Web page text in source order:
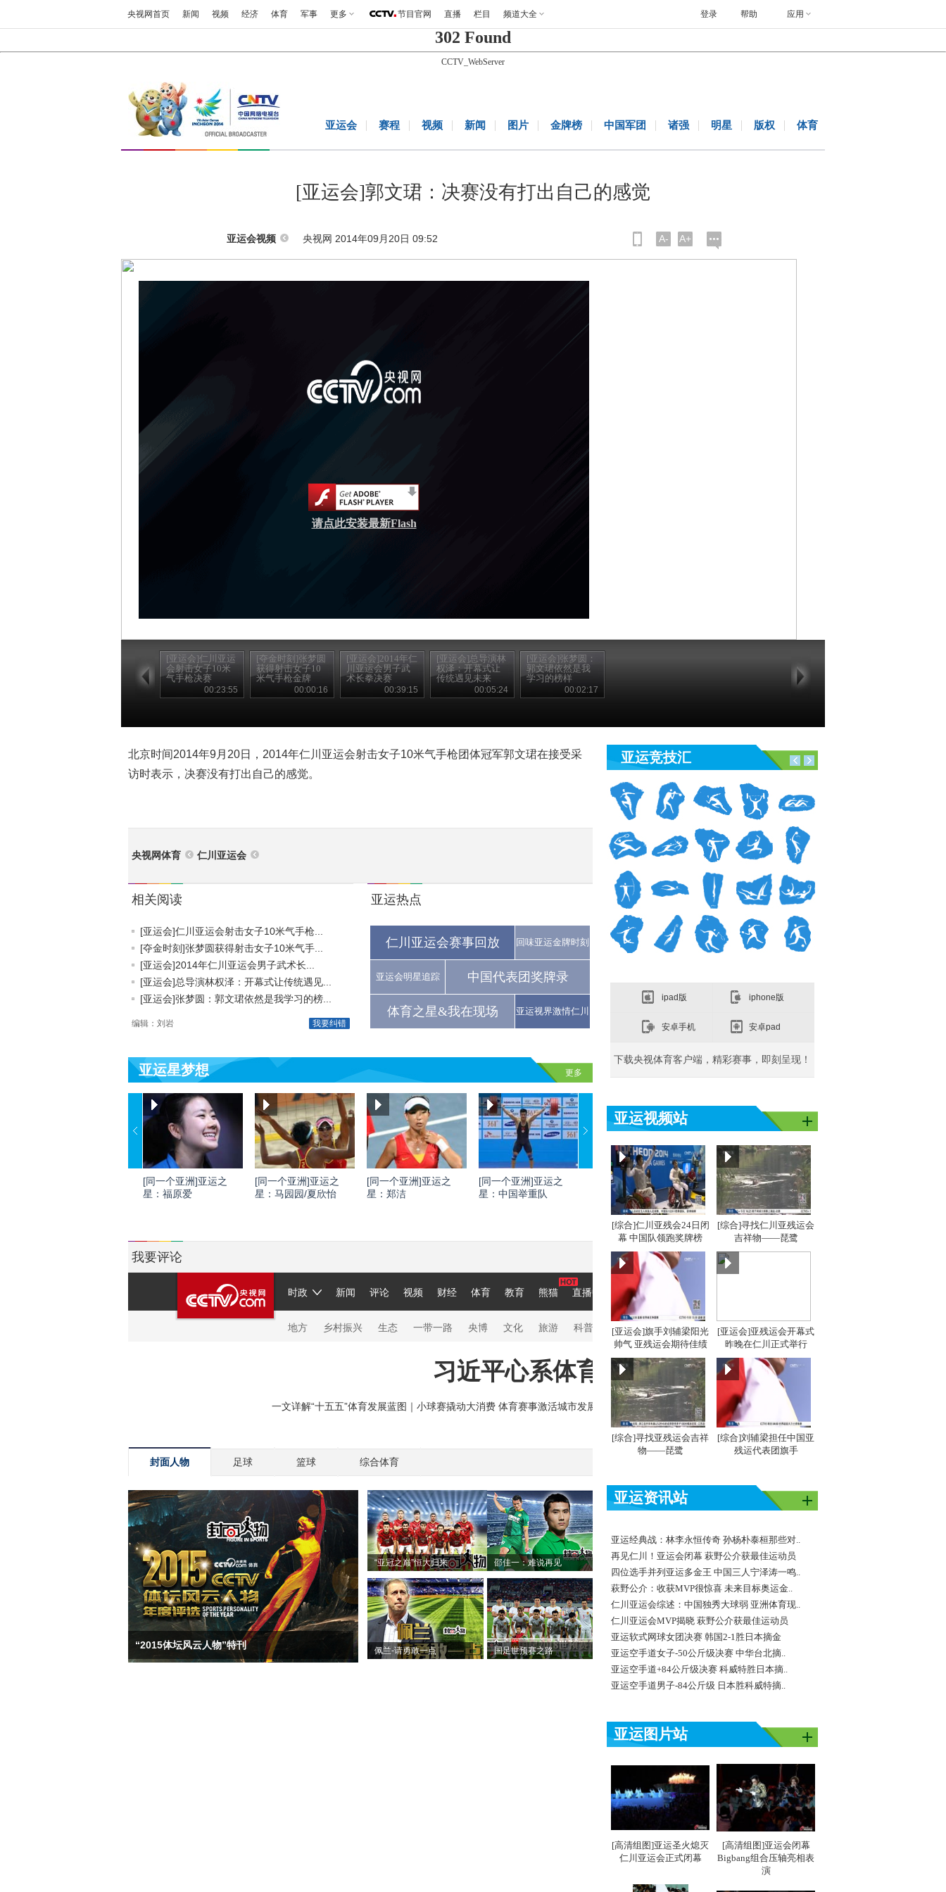
央视网首页 新闻 视频 经济 体育 军事 更多 节目官网 直播 栏目 频道大全 帮助 应用
登录
302 Found
CCTV_WebServer
亚运会 赛程 视频 新闻 图片 金牌榜 中国军团 诸强 明星 版权 体育
[亚运会]郭文珺：决赛没有打出自己的感觉
亚运会视频 央视网 2014年09月20日 09:52 A- A+
请点此安装最新Flash
[亚运会]仁川亚运
会射击女子10米
气手枪决赛
00:23:55
[夺金时刻]张梦圆
获得射击女子10
米气手枪金牌
00:00:16
[亚运会]2014年仁
川亚运会男子武
术长拳决赛
00:39:15
[亚运会]总导演林
权泽：开幕式让
传统遇见未来
00:05:24
[亚运会]张梦圆：
郭文珺依然是我
学习的榜样
00:02:17
北京时间2014年9月20日，2014年仁川亚运会射击女子10米气手枪团体冠军郭文珺在接受采
访时表示，决赛没有打出自己的感觉。
央视网体育 仁川亚运会
相关阅读
[亚运会]仁川亚运会射击女子10米气手枪...
[夺金时刻]张梦圆获得射击女子10米气手...
[亚运会]2014年仁川亚运会男子武术长...
[亚运会]总导演林权泽：开幕式让传统遇见...
[亚运会]张梦圆：郭文珺依然是我学习的榜...
我要纠错
编辑：刘岩
亚运热点
仁川亚运会赛事回放 回味亚运金牌时刻
亚运会明星追踪 中国代表团奖牌录
体育之星&我在现场 亚运视界激情仁川
亚运星梦想 更多
[同一个亚洲]亚运之
星：福原爱
[同一个亚洲]亚运之
星：马园园/夏欣怡
[同一个亚洲]亚运之
星：郑洁
[同一个亚洲]亚运之
星：中国举重队
[同一个亚洲]亚运之
星：刘灏
[同一个亚洲]亚运之
星：吴敏霞
我要评论
封面人物 足球 篮球 综合体育
“2015体坛风云人物”特刊
“亚冠之巅”恒大归来 邵佳一：难说再见
佩兰-请勇敢一点 国足世预赛之路
亚运竞技汇
ipad版 iphone版
安卓手机 安卓pad
下载央视体育客户端，精彩赛事，即刻呈现！
亚运视频站
[综合]仁川亚残会24日闭
幕 中国队领跑奖牌榜
[综合]寻找仁川亚残运会
吉祥物——琵鹭
[亚运会]旗手刘辅梁阳光
帅气 亚残运会期待佳绩
[亚运会]亚残运会开幕式
昨晚在仁川正式举行
[综合]寻找亚残运会吉祥
物——琵鹭
[综合]刘辅梁担任中国亚
残运代表团旗手
亚运资讯站
亚运经典战：林李永恒传奇 孙杨朴泰桓那些对..
再见仁川！亚运会闭幕 萩野公介获最佳运动员
四位选手并列亚运多金王 中国三人宁泽涛一鸣..
萩野公介：收获MVP很惊喜 未来目标奥运金..
仁川亚运会综述：中国独秀大球弱 亚洲体育现..
仁川亚运会MVP揭晓 萩野公介获最佳运动员
亚运软式网球女团决赛 韩国2-1胜日本摘金
亚运空手道女子-50公斤级决赛 中华台北摘..
亚运空手道+84公斤级决赛 科威特胜日本摘..
亚运空手道男子-84公斤级 日本胜科威特摘..
亚运图片站
[高清组图]亚运圣火熄灭
仁川亚运会正式闭幕
[高清组图]亚运会闭幕
Bigbang组合压轴亮相表
演